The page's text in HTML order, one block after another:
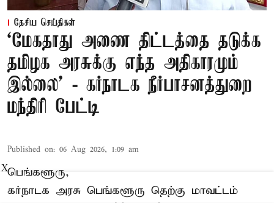
தேசிய செய்திகள்
‘மேகதாது அணை திட்டத்தை தடுக்க
தமிழக அரசுக்கு எந்த அதிகாரமும்
இல்லை’ - கர்நாடக நீர்பாசனத்துறை
மந்திரி பேட்டி
Published on: 06 Aug 2026, 1:09 am
பெங்களூரு,
கர்நாடக அரசு பெங்களூரு தெற்கு மாவட்டம்
X